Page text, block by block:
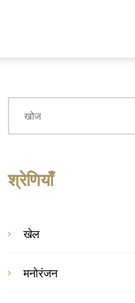
श्रेणियाँ
खेल
मनोरंजन